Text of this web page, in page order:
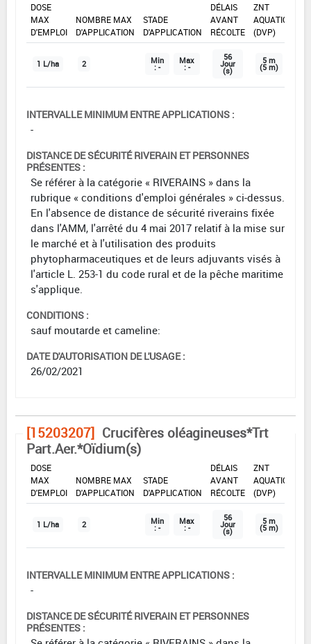
DOSE
MAX
D'EMPLOI
NOMBRE MAX
D'APPLICATION
STADE
D'APPLICATION
DÉLAIS
AVANT
RÉCOLTE
ZNT
AQUATIQUE
(DVP)
1 L/ha 2 Min
: -
Max
: -
56
Jour
(s)
5 m
(5 m)
INTERVALLE MINIMUM ENTRE APPLICATIONS :
-
DISTANCE DE SÉCURITÉ RIVERAIN ET PERSONNES
PRÉSENTES :
Se référer à la catégorie « RIVERAINS » dans la
rubrique « conditions d'emploi générales » ci-dessus.
En l'absence de distance de sécurité riverains fixée
dans l'AMM, l'arrêté du 4 mai 2017 relatif à la mise sur
le marché et à l'utilisation des produits
phytopharmaceutiques et de leurs adjuvants visés à
l'article L. 253-1 du code rural et de la pêche maritime
s'applique.
CONDITIONS :
sauf moutarde et cameline:
DATE D'AUTORISATION DE L'USAGE :
26/02/2021
[15203207] Crucifères oléagineuses*Trt
Part.Aer.*Oïdium(s)
DOSE
MAX
D'EMPLOI
NOMBRE MAX
D'APPLICATION
STADE
D'APPLICATION
DÉLAIS
AVANT
RÉCOLTE
ZNT
AQUATIQUE
(DVP)
1 L/ha 2 Min
: -
Max
: -
56
Jour
(s)
5 m
(5 m)
INTERVALLE MINIMUM ENTRE APPLICATIONS :
-
DISTANCE DE SÉCURITÉ RIVERAIN ET PERSONNES
PRÉSENTES :